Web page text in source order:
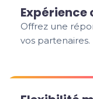
Offrez une
vos partenaires.